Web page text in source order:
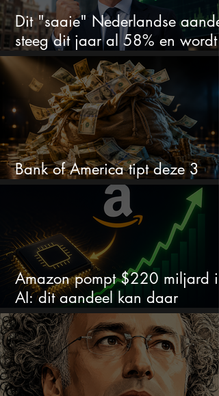
Dit "saaie" Nederlandse
steeg dit jaar al 58% en wordt
volgens analisten onderschat
Bank of America tipt deze 3
chipaandelen
Amazon pompt $220 miljard in
AI: dit aandeel kan daar
explosief van profiteren